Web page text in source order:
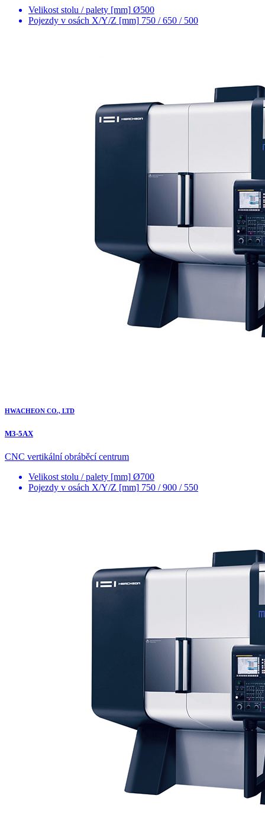
Velikost stolu / palety [mm] Ø500
Pojezdy v osách X/Y/Z [mm] 750 / 650 / 500
HWACHEON CO., LTD
M3-5AX
CNC vertikální obráběcí centrum
Velikost stolu / palety [mm] Ø700
Pojezdy v osách X/Y/Z [mm] 750 / 900 / 550